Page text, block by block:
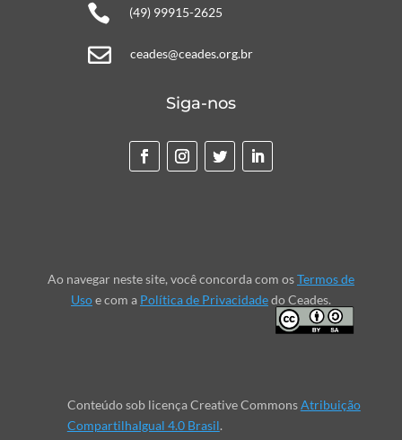
 (49) 99915-2625
 ceades@ceades.org.br
Siga-nos
Ao navegar neste site, você concorda com osTermos de
Usoe com a Política de Privacidadedo Ceades.
Conteúdo sob licença Creative CommonsAtribuição
CompartilhaIgual 4.0 Brasil.